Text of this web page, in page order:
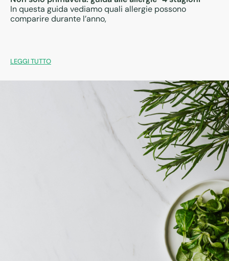
In questa guida vediamo quali allergie possono
comparire durante l’anno,
LEGGI TUTTO